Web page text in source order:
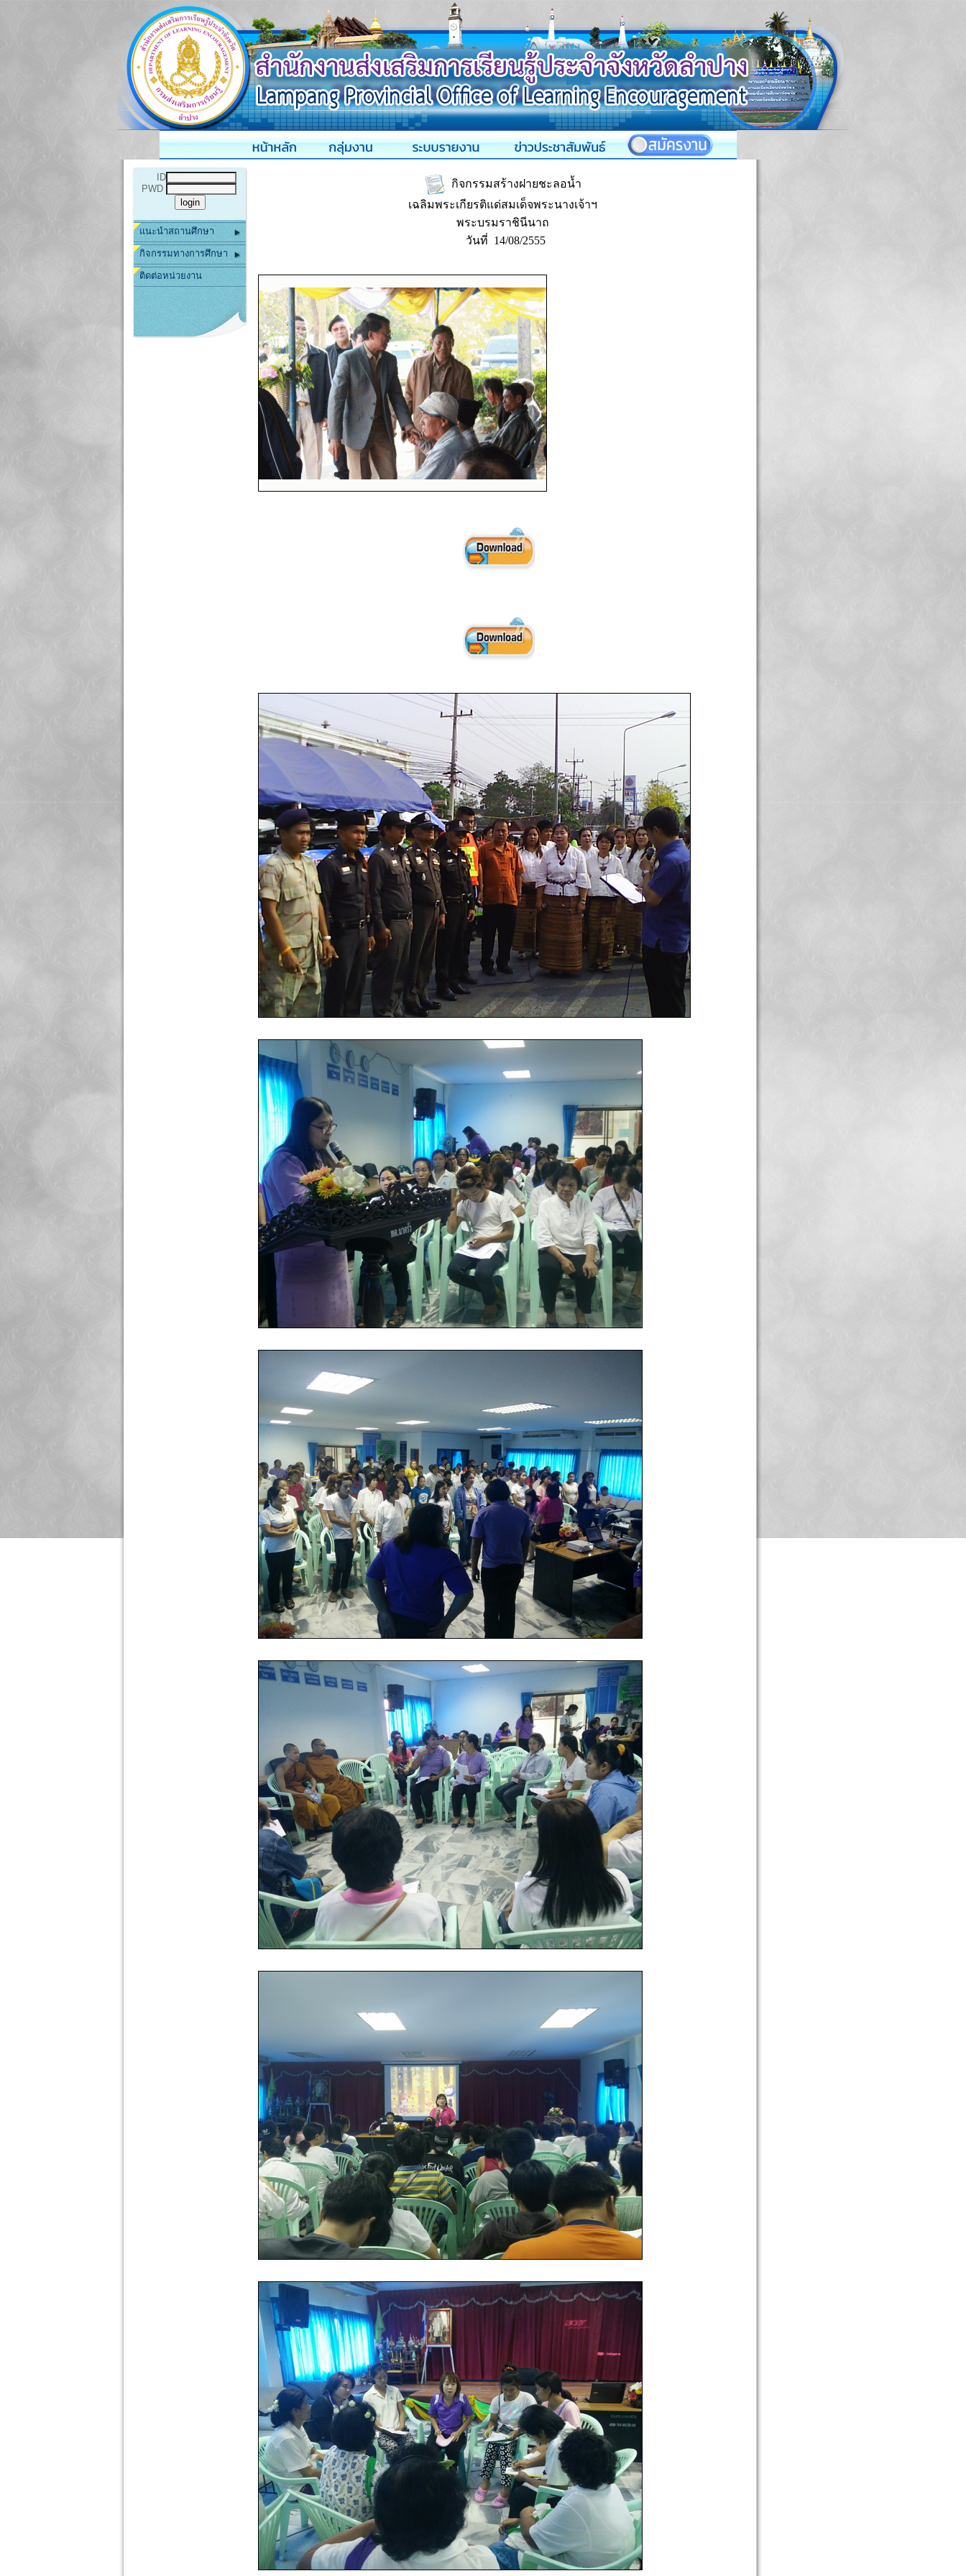
ID
PWD
แนะนำสถานศึกษา
กิจกรรมทางการศึกษา
ติดต่อหน่วยงาน
กิจกรรมสร้างฝายชะลอน้ำ
เฉลิมพระเกียรติแด่สมเด็จพระนางเจ้าฯ
พระบรมราชินีนาถ
วันที่ 14/08/2555